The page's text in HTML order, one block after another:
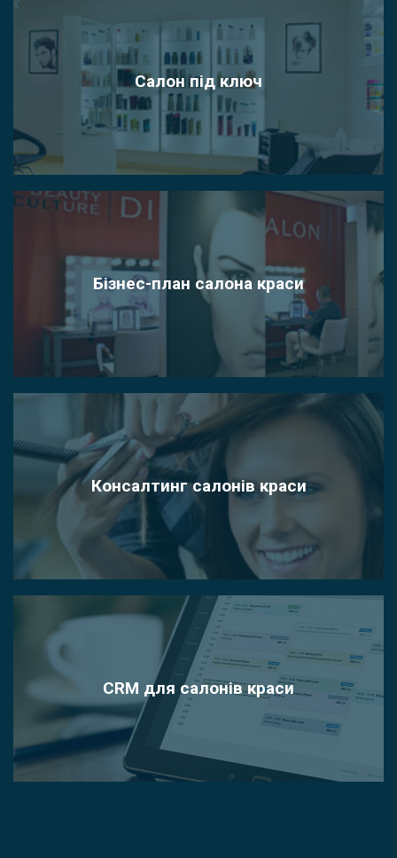
Салон під ключ
Бізнес-план салона краси
Консалтинг салонів краси
CRM для салонів краси